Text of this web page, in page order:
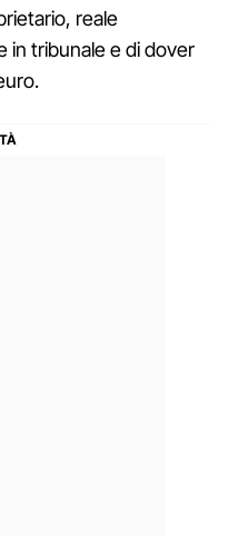
reale
in tribunale e di dover